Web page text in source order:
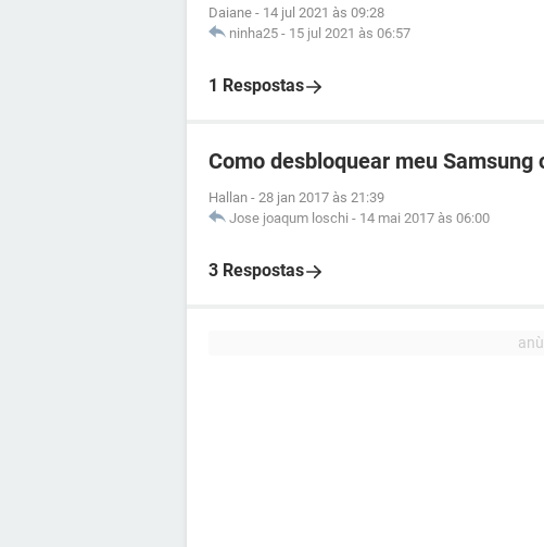
Daiane - 14 jul 2021 às 09:28
ninha25 - 15 jul 2021 às 06:57
1 Respostas
Como desbloquear meu Samsung
Hallan - 28 jan 2017 às 21:39
Jose joaqum loschi - 14 mai 2017 às 06:00
3 Respostas